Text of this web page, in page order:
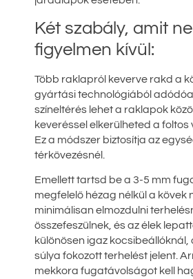
Két szabály, amit
figyelmen kívül:
Több raklapról keverve rakd a
gyártási technológiából
színeltérés lehet a raklapok
keveréssel elkerülheted a foltos
Ez a módszer biztosítja az
térkövezésnél.
Emellett tartsd be a 3-5 mm
megfelelő hézag nélkül a kövek
minimálisan elmozdulni
összefeszülnek, és az élek
különösen igaz kocsibeállóknál,
súlya fokozott terhelést jelent.
mekkora fugatávolságot kell